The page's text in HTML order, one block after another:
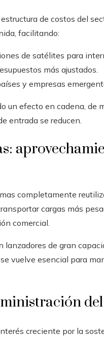
de costos del
facilitando:
de satélites para
más ajustados.
y empresas
un efecto en cadena, de
entrada se reducen.
completamente
cargas más
comercial.
lanzadores de gran
vuelve esencial para
creciente por la